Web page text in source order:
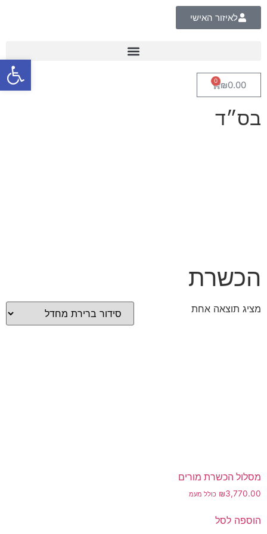
לאיזור האישי
₪0.00
0
בס״ד
הכשרת
מציג תוצאה אחת
מסלול הכשרת מורים
₪3,770.00 כולל מעמ
הוספה לסל
פתח